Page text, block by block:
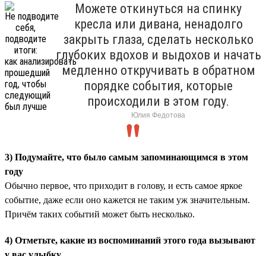
Можете откинуться на спинку
кресла или дивана, ненадолго
закрыть глаза, сделать несколько
глубоких вдохов и выдохов и начать
медленно откручивать в обратном
порядке события, которые
происходили в этом году.
Юлия Федотова
3) Подумайте, что было самым запоминающимся в этом
году
Обычно первое, что приходит в голову, и есть самое яркое
событие, даже если оно кажется не таким уж значительным.
Причём таких событий может быть несколько.
4) Отметьте, какие из воспоминаний этого года вызывают